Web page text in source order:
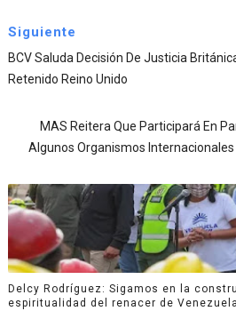
Siguiente
BCV Saluda Decisión De Justicia
Retenido Reino Unido
MAS Reitera Que Participará En
Algunos Organismos
Delcy Rodríguez: Sigamos en la
espiritualidad del renacer de Venezuela